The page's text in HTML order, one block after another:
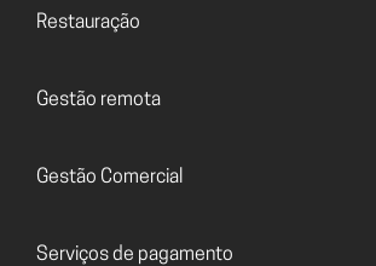
Restauração
Gestão remota
Gestão Comercial
Serviços de pagamento